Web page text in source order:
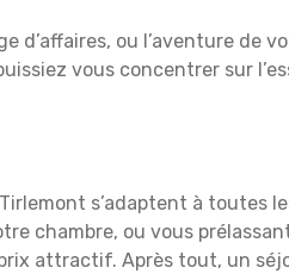
d’affaires, ou l’aventure de
vous concentrer sur
s’adaptent à toutes
chambre, ou vous
attractif. Après tout, un